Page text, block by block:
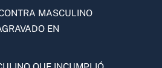
MASCULINO
EN